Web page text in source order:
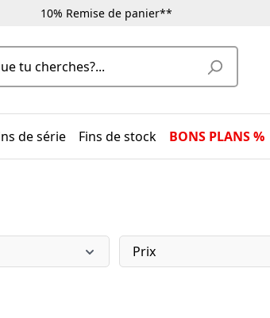
10% Remise de panier**
de série Fins de stock BONS PLANS %
Prix